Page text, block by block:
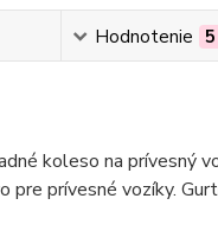
Hodnotenie 5
koleso na prívesný
prívesné vozíky.